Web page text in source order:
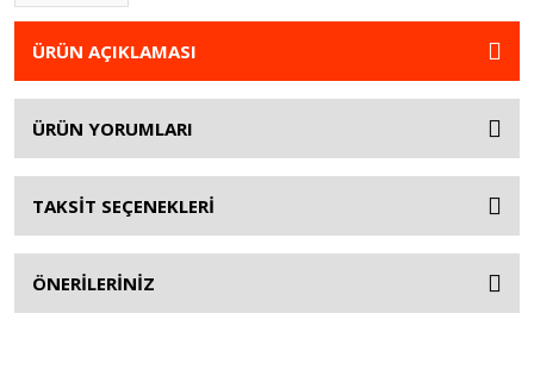
ÜRÜN AÇIKLAMASI
ÜRÜN YORUMLARI
TAKSİT SEÇENEKLERİ
ÖNERİLERİNİZ